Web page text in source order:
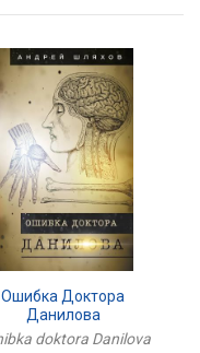
Ошибка Доктора
Данилова
doktora Danilova